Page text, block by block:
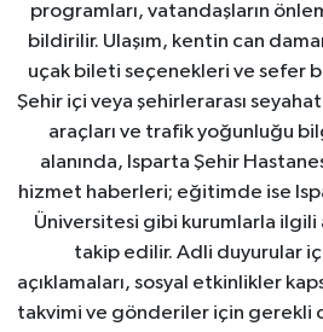
programları, vatandaşların
bildirilir. Ulaşım, kentin can
uçak bileti seçenekleri ve sefer
Şehir içi veya şehirlerarası
araçları ve trafik yoğunluğu
alanında, Isparta Şehir
hizmet haberleri; eğitimde ise
Üniversitesi gibi kurumlarla
takip edilir. Adli duyurular
açıklamaları, sosyal etkinlikler
takvimi ve gönderiler için gerekli